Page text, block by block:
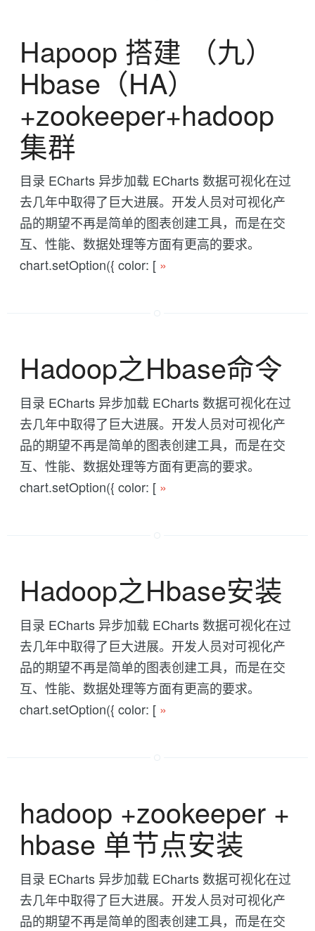
Hapoop 搭建 （九）
Hbase（HA）
+zookeeper+hadoop
集群
目录 ECharts 异步加载 ECharts 数据可视化在过
去几年中取得了巨大进展。开发人员对可视化产
品的期望不再是简单的图表创建工具，而是在交
互、性能、数据处理等方面有更高的要求。
chart.setOption({ color: [ »
Hadoop之Hbase命令
目录 ECharts 异步加载 ECharts 数据可视化在过
去几年中取得了巨大进展。开发人员对可视化产
品的期望不再是简单的图表创建工具，而是在交
互、性能、数据处理等方面有更高的要求。
chart.setOption({ color: [ »
Hadoop之Hbase安装
目录 ECharts 异步加载 ECharts 数据可视化在过
去几年中取得了巨大进展。开发人员对可视化产
品的期望不再是简单的图表创建工具，而是在交
互、性能、数据处理等方面有更高的要求。
chart.setOption({ color: [ »
hadoop +zookeeper +
hbase 单节点安装
目录 ECharts 异步加载 ECharts 数据可视化在过
去几年中取得了巨大进展。开发人员对可视化产
品的期望不再是简单的图表创建工具，而是在交